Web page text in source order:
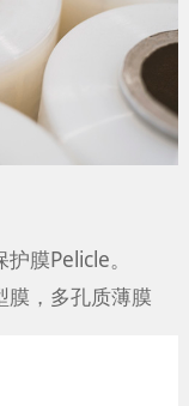
膜Pelicle。
膜，多孔质薄膜